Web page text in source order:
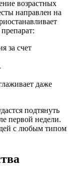
возрастных
направлен на
за счет
даже
подтянуть
первой недели.
с любым типом